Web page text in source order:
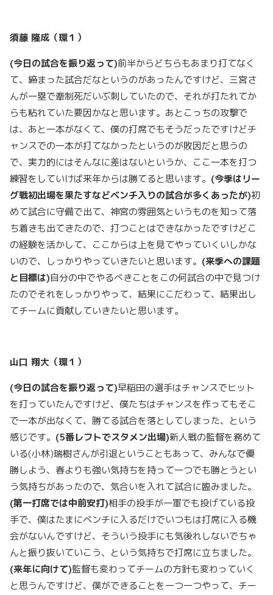
須藤 隆成（環１）
(今日の試合を振り返って)前半からどちらもあまり打てなく
て、締まった試合だなというのがあったんですけど、三宮さ
んが一塁で牽制死だいぶ刺していたので、それが打たれてか
らも粘れていた要因かなと思います。あとこっちの攻撃で
は、あと一本がなくて、僕の打席でもそうだったですけどチ
ャンスでの一本が打てなかったというのが敗因だと思うの
で、実力的にはそんなに差はないというか、ここ一本を打つ
練習をしていけば来年からは勝てると思います。 (今季はリー
グ戦初出場を果たすなどベンチ入りの試合が多くあったが)初
めて試合に守備で出て、神宮の雰囲気というものを知って落
ち着きも出てきたので、打つことはできなかったですけどこ
の経験を活かして、ここからは上を見てやっていくいしかな
いので、しっかりやっていきたいと思います。 (来季への課題
と目標は)自分の中でやるべきことをこの何試合の中で見つけ
たのでそれをしっかりやって、結果にこだわって、結果出し
てチームに貢献していきたいと思います。
山口 翔大（環１）
(今日の試合を振り返って)早稲田の選手はチャンスでヒット
を打っていたんですけど、僕たちはチャンスを作ってもそこ
で一本が出なくて、勝てる試合を落としてしまった、という
感じです。 (5番レフトでスタメン出場)新人戦の監督を務めて
いる(小林)瑞樹さんが引退ということもあって、みんなで優
勝しよう、春よりも強い気持ちを持って一つでも勝とうとい
う気持ちがあったので、気合いを入れて試合に臨みました。
(第一打席では中前安打)相手の投手が一軍でも投げている投
手で、僕はたまにベンチに入るだけでいつもは打席に入る機
会がないんですけど、そういう投手にも気後れしないでちゃ
んと振り抜いていこう、という気持ちで打席に立ちました。
(来年に向けて)監督も変わってチームの方針も変わっていく
と思うんですけど、僕ができることを一つ一つやって、チー